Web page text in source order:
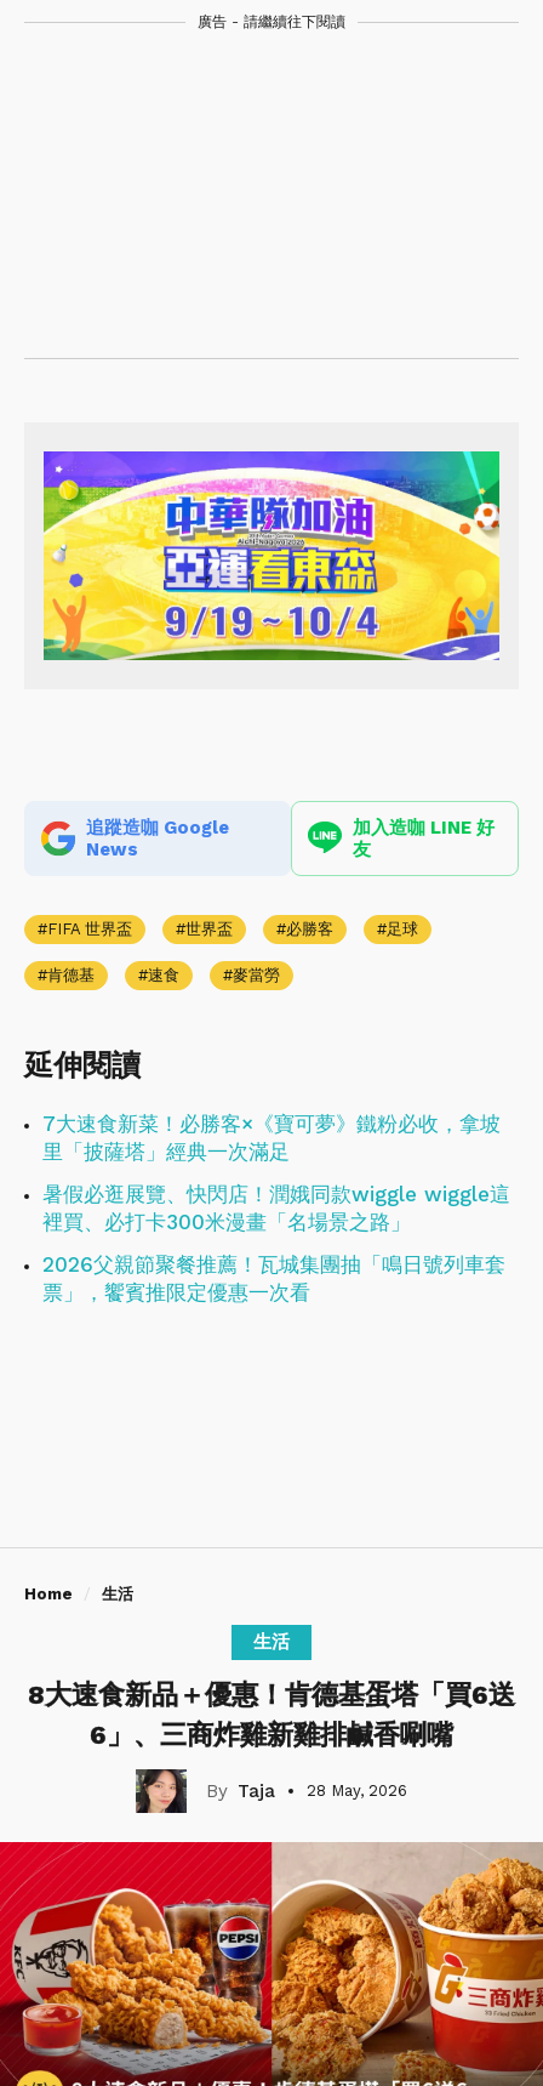
廣告 - 請繼續往下閱讀
追蹤造咖 Google
News
加入造咖 LINE 好
友
FIFA 世界盃 世界盃 必勝客 足球
肯德基 速食 麥當勞
延伸閱讀
7大速食新菜！必勝客×《寶可夢》鐵粉必收，拿坡
里「披薩塔」經典一次滿足
暑假必逛展覽、快閃店！潤娥同款wiggle wiggle這
裡買、必打卡300米漫畫「名場景之路」
2026父親節聚餐推薦！瓦城集團抽「鳴日號列車套
票」，饗賓推限定優惠一次看
Home 生活
生活
8大速食新品＋優惠！肯德基蛋塔「買6送
6」、三商炸雞新雞排鹹香唰嘴
Taja 28 May, 2026